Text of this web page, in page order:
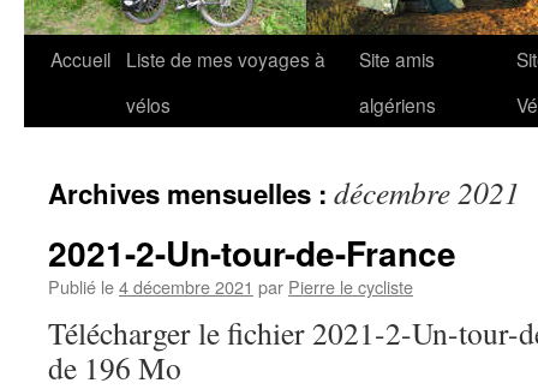
Accueil
Liste de mes voyages à
vélos
Site amis
algériens
Archives mensuelles : décembre 2021
2021-2-Un-tour-de-France
Publié le4 décembre 2021 par Pierre le cycliste
Télécharger le fichier 2021-2-Un-tour-
de 196 Mo